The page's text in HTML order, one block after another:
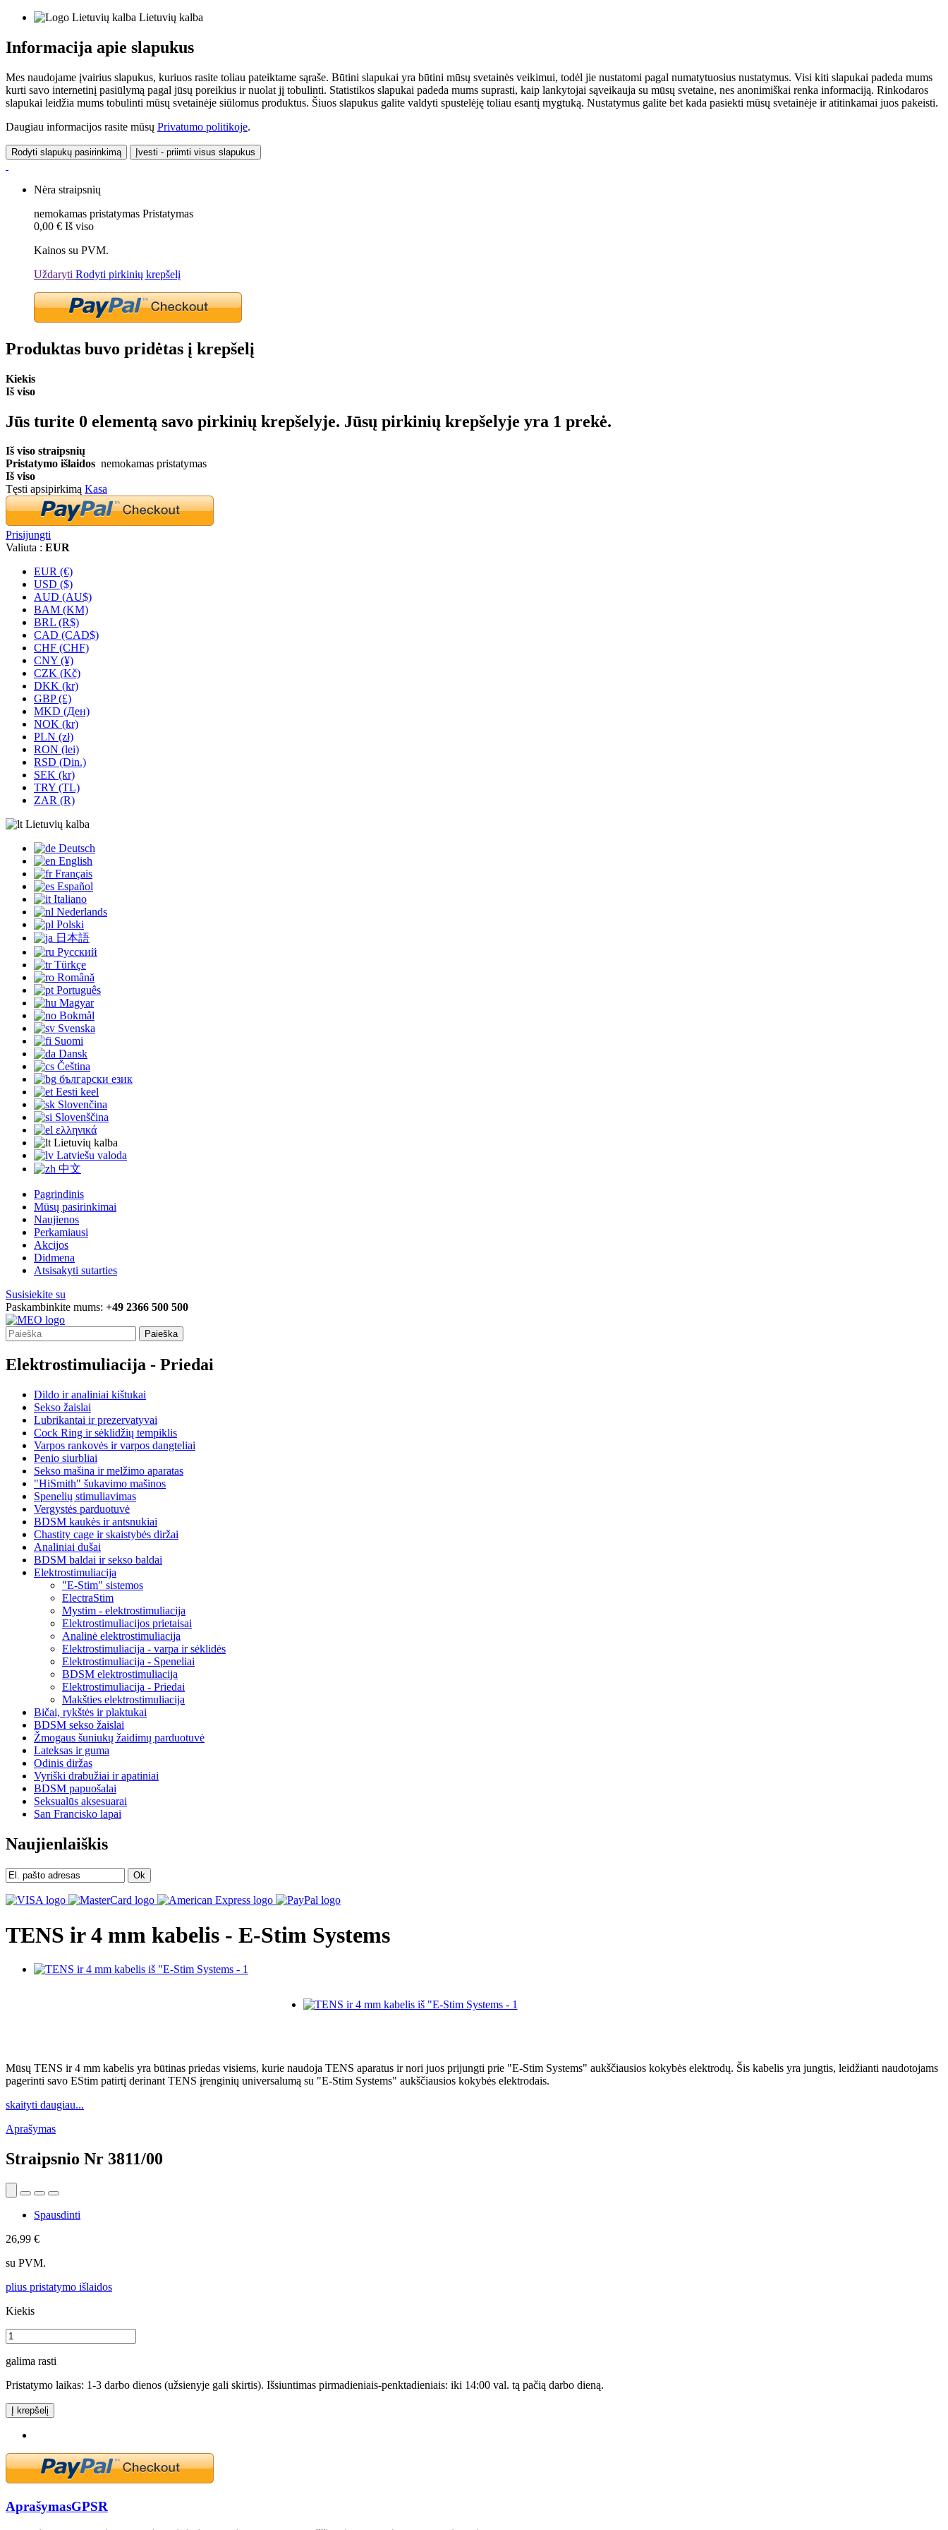
Lietuvių kalba
Informacija apie slapukus
Mes naudojame įvairius slapukus, kuriuos rasite toliau pateiktame sąraše. Būtini slapukai yra būtini mūsų svetainės veikimui, todėl jie nustatomi pagal numatytuosius nustatymus. Visi kiti slapukai padeda mums
kurti savo internetinį pasiūlymą pagal jūsų poreikius ir nuolat jį tobulinti. Statistikos slapukai padeda mums suprasti, kaip lankytojai sąveikauja su mūsų svetaine, nes anonimiškai renka informaciją. Rinkodaros
slapukai leidžia mums tobulinti mūsų svetainėje siūlomus produktus. Šiuos slapukus galite valdyti spustelėję toliau esantį mygtuką. Nustatymus galite bet kada pasiekti mūsų svetainėje ir atitinkamai juos pakeisti.
Daugiau informacijos rasite mūsų Privatumo politikoje.
Rodyti slapukų pasirinkimą Įvesti - priimti visus slapukus
Nėra straipsnių
nemokamas pristatymas Pristatymas
0,00 € Iš viso
Kainos su PVM.
Uždaryti Rodyti pirkinių krepšelį
Produktas buvo pridėtas į krepšelį
Kiekis
Iš viso
Jūs turite 0 elementą savo pirkinių krepšelyje. Jūsų pirkinių krepšelyje yra 1 prekė.
Iš viso straipsnių
Pristatymo išlaidos nemokamas pristatymas
Iš viso
Tęsti apsipirkimą Kasa
Prisijungti
Valiuta : EUR
EUR (€)
USD ($)
AUD (AU$)
BAM (KM)
BRL (R$)
CAD (CAD$)
CHF (CHF)
CNY (¥)
CZK (Kč)
DKK (kr)
GBP (£)
MKD (Ден)
NOK (kr)
PLN (zł)
RON (lei)
RSD (Din.)
SEK (kr)
TRY (TL)
ZAR (R)
Lietuvių kalba
Deutsch
English
Français
Español
Italiano
Nederlands
Polski
日本語
Русский
Türkçe
Română
Português
Magyar
Bokmål
Svenska
Suomi
Dansk
Čeština
български език
Eesti keel
Slovenčina
Slovenščina
ελληνικά
Lietuvių kalba
Latviešu valoda
中文
Pagrindinis
Mūsų pasirinkimai
Naujienos
Perkamiausi
Akcijos
Didmena
Atsisakyti sutarties
Susisiekite su
Paskambinkite mums: +49 2366 500 500
Paieška
Elektrostimuliacija - Priedai
Dildo ir analiniai kištukai
Sekso žaislai
Lubrikantai ir prezervatyvai
Cock Ring ir sėklidžių tempiklis
Varpos rankovės ir varpos dangteliai
Penio siurbliai
Sekso mašina ir melžimo aparatas
"HiSmith" šukavimo mašinos
Spenelių stimuliavimas
Vergystės parduotuvė
BDSM kaukės ir antsnukiai
Chastity cage ir skaistybės diržai
Analiniai dušai
BDSM baldai ir sekso baldai
Elektrostimuliacija
"E-Stim" sistemos
ElectraStim
Mystim - elektrostimuliacija
Elektrostimuliacijos prietaisai
Analinė elektrostimuliacija
Elektrostimuliacija - varpa ir sėklidės
Elektrostimuliacija - Speneliai
BDSM elektrostimuliacija
Elektrostimuliacija - Priedai
Makšties elektrostimuliacija
Bičai, rykštės ir plaktukai
BDSM sekso žaislai
Žmogaus šuniukų žaidimų parduotuvė
Lateksas ir guma
Odinis diržas
Vyriški drabužiai ir apatiniai
BDSM papuošalai
Seksualūs aksesuarai
San Francisko lapai
Naujienlaiškis
Ok
TENS ir 4 mm kabelis - E-Stim Systems
Mūsų TENS ir 4 mm kabelis yra būtinas priedas visiems, kurie naudoja TENS aparatus ir nori juos prijungti prie "E-Stim Systems" aukščiausios kokybės elektrodų. Šis kabelis yra jungtis, leidžianti naudotojams
pagerinti savo EStim patirtį derinant TENS įrenginių universalumą su "E-Stim Systems" aukščiausios kokybės elektrodais.
skaityti daugiau...
Aprašymas
Straipsnio Nr 3811/00
Spausdinti
26,99 €
su PVM.
plius pristatymo išlaidos
Kiekis
galima rasti
Pristatymo laikas: 1-3 darbo dienos (užsienyje gali skirtis). Išsiuntimas pirmadieniais-penktadieniais: iki 14:00 val. tą pačią darbo dieną.
Į krepšelį
AprašymasGPSR